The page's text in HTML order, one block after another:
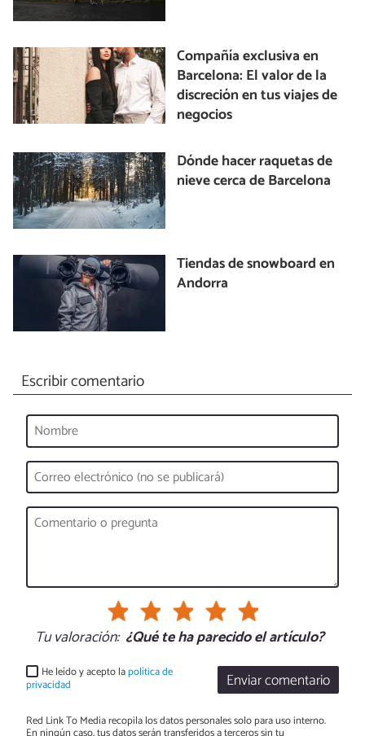
Compañía exclusiva en
Barcelona: El valor de la
discreción en tus viajes de
negocios
Dónde hacer raquetas de
nieve cerca de Barcelona
Tiendas de snowboard en
Andorra
Escribir comentario
Tu valoración: ¿Qué te ha parecido el artículo?
Enviar comentario
He leído y acepto lapolítica de
privacidad
Red Link To Media recopila los datos personales solo para uso interno.